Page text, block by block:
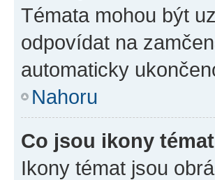
Témata mohou být
odpovídat na
automaticky
Nahoru
Co jsou ikony
Ikony témat jsou